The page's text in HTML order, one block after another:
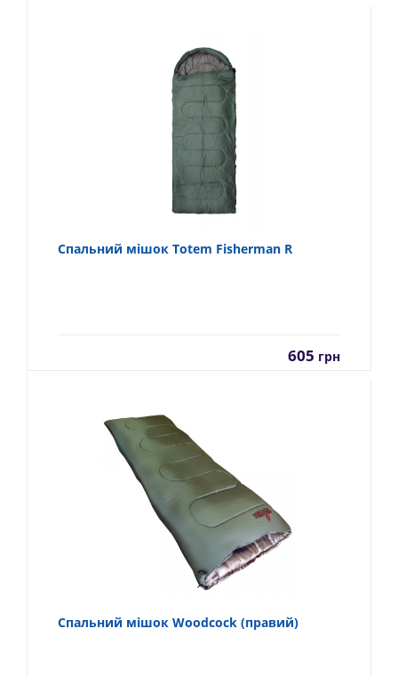
Спальний мішок Totem Fisherman R
605 грн
Спальний мішок Woodcock (правий)